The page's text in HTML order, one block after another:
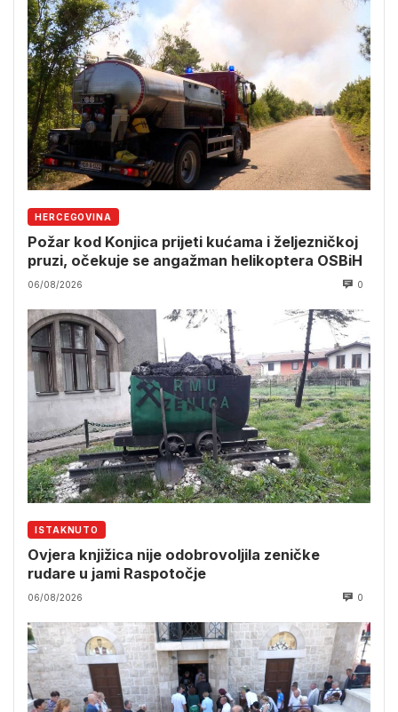
HERCEGOVINA
Požar kod Konjica prijeti kućama i željezničkoj
pruzi, očekuje se angažman helikoptera OSBiH
06/08/2026 0
ISTAKNUTO
Ovjera knjižica nije odobrovoljila zeničke
rudare u jami Raspotočje
06/08/2026 0